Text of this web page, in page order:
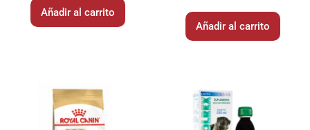
Añadir al carrito
Añadir al carrito